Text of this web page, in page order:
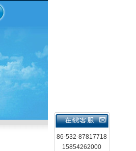
86-532-87817718
15854262000